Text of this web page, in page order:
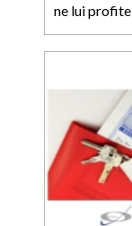
ne lui profite